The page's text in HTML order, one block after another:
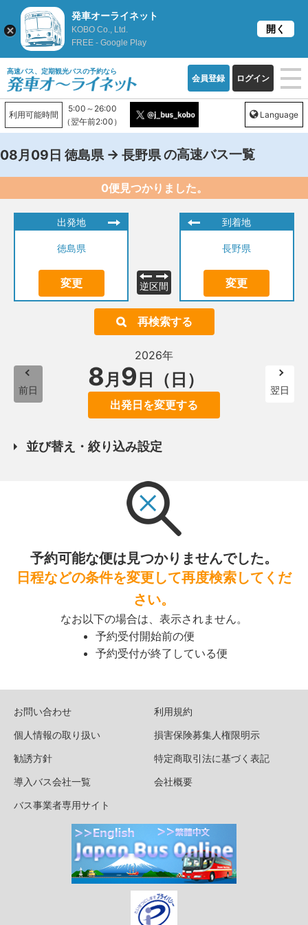
高速バス、定期観光バスの予約なら
会員登録 ログイン
利用可能時間
5:00～26:00
（翌午前2:00）
Language
08月09日 徳島県 → 長野県の高速バス一覧
0便見つかりました。
出発地
徳島県
変更 逆区間
到着地
長野県
変更
再検索する
前日
2026年
8月 9 日（日）
出発日を変更する
翌日
並び替え・絞り込み設定
予約可能な便は見つかりませんでした。
日程などの条件を変更して再度検索してくだ
さい。
なお以下の場合は、表示されません。
予約受付開始前の便
予約受付が終了している便
お問い合わせ
利用規約
個人情報の取り扱い
損害保険募集人権限明示
勧誘方針
特定商取引法に基づく表記
導入バス会社一覧
会社概要
バス事業者専用サイト
発車オーライネット
KOBO Co., Ltd.
FREE - Google Play
開く